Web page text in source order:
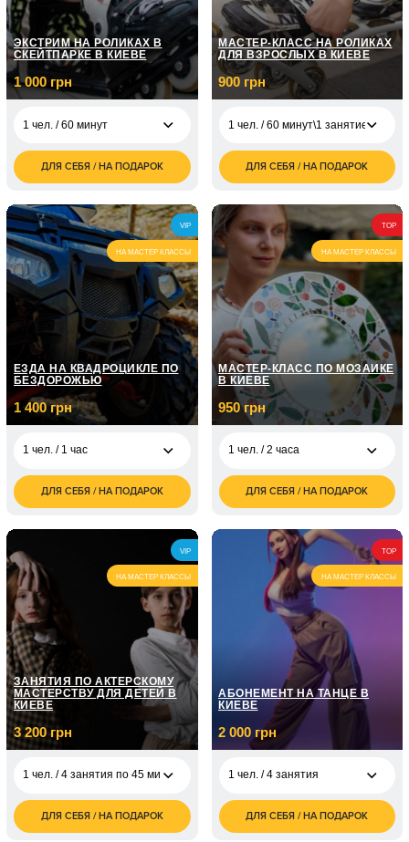
ЭКСТРИМ НА РОЛИКАХ В
СКЕЙТПАРКЕ В КИЕВЕ
1 000 грн
1 чел. / 60 минут
1 000
грн
2 чел. / 60 минут
2 000
грн
ДЛЯ СЕБЯ / НА ПОДАРОК
МАСТЕР-КЛАСС НА РОЛИКАХ
ДЛЯ ВЗРОСЛЫХ В КИЕВЕ
900 грн
1 чел. / 60 минут\1 занятие
1 чел. / 60 минут\1
занятие
грн
1 чел. / 60 минут\3
занятия
1 800
грн
1 чел. / 60 минут\5
занять
2 700
ДЛЯ СЕБЯ / НА ПОДАРОК
VIP
НА МАСТЕР КЛАССЫ
ЕЗДА НА КВАДРОЦИКЛЕ ПО
БЕЗДОРОЖЬЮ
1 400 грн
1 чел. / 1 час
1 400
грн
человека
2 800
грн
1 чел. / 2 часа
2 300
грн
2 чел. / 2 часа\2
человека
4 600
грн
ДЛЯ СЕБЯ / НА ПОДАРОК
TOP
НА МАСТЕР КЛАССЫ
МАСТЕР-КЛАСС ПО МОЗАИКЕ
В КИЕВЕ
950 грн
1 чел. / 2 часа
грн
2 чел. / 2 часа
грн
ДЛЯ СЕБЯ / НА ПОДАРОК
VIP
НА МАСТЕР КЛАССЫ
ЗАНЯТИЯ ПО АКТЕРСКОМУ
МАСТЕРСТВУ ДЛЯ ДЕТЕЙ В
КИЕВЕ
3 200 грн
1 чел. / 4 занятия по 45 минут
1 чел. / 4 занятия по
45 минут
грн
ДЛЯ СЕБЯ / НА ПОДАРОК
TOP
НА МАСТЕР КЛАССЫ
АБОНЕМЕНТ НА ТАНЦЕ В
КИЕВЕ
2 000 грн
1 чел. / 4 занятия
2 000
грн
ДЛЯ СЕБЯ / НА ПОДАРОК